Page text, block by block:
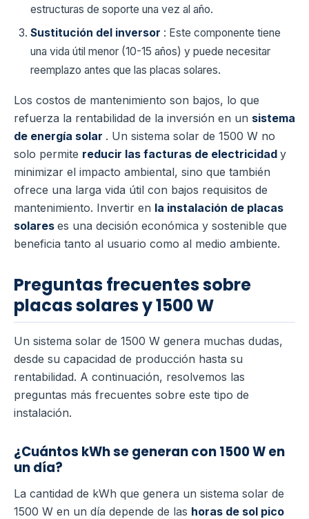
estructuras de soporte una vez al año.
Sustitución del inversor : Este componente tiene
una vida útil menor (10-15 años) y puede necesitar
reemplazo antes que las placas solares.
Los costos de mantenimiento son bajos, lo que
refuerza la rentabilidad de la inversión en un sistema
de energía solar . Un sistema solar de 1500 W no
solo permite reducir las facturas de electricidad y
minimizar el impacto ambiental, sino que también
ofrece una larga vida útil con bajos requisitos de
mantenimiento. Invertir en la instalación de placas
solares es una decisión económica y sostenible que
beneficia tanto al usuario como al medio ambiente.
Preguntas frecuentes sobre
placas solares y 1500 W
Un sistema solar de 1500 W genera muchas dudas,
desde su capacidad de producción hasta su
rentabilidad. A continuación, resolvemos las
preguntas más frecuentes sobre este tipo de
instalación.
¿Cuántos kWh se generan con 1500 W en
un día?
La cantidad de kWh que genera un sistema solar de
1500 W en un día depende de las horas de sol pico